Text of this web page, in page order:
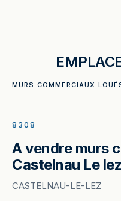
MURS COMMERCIAUX
8308
A vendre murs
Castelnau Le
CASTELNAU-LE-LEZ